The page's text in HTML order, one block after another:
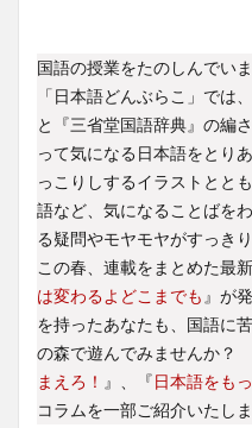
国語の授業をたのしんでい
「日本語どんぶらこ」では
と『三省堂国語辞典』の編
って気になる日本語をとり
っこりしするイラストとと
語など、気になることばを
る疑問やモヤモヤがすっき
この春、連載をまとめた最
は変わるよどこまでも 』が
を持ったあなたも、国語に
の森で遊んでみませんか？
まえろ！ 』、『日本語をも
コラムを一部ご紹介いたしま